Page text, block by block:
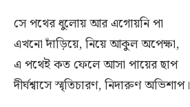
সে পথের ধুলোয় আর এগোয়নি পা
এখনো দাঁড়িয়ে, নিয়ে আকুল অপেক্ষা,
এ পথেই কত ফেলে আসা পায়ের ছাপ
দীর্ঘশ্বাসে স্মৃতিচারণ, নিদারুণ অভিশাপ।